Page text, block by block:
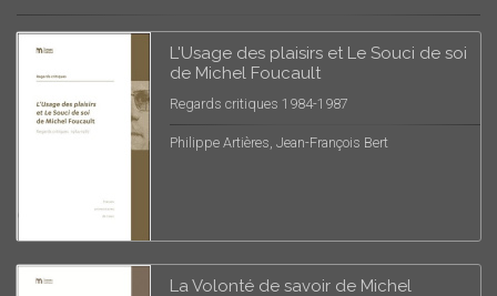
L'Usage des plaisirs et Le Souci de soi
de Michel Foucault
Regards critiques 1984-1987
Philippe Artières, Jean-François Bert
La Volonté de savoir de Michel